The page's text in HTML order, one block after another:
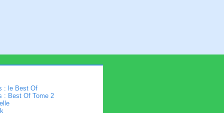
: le Best Of
: Best Of Tome 2